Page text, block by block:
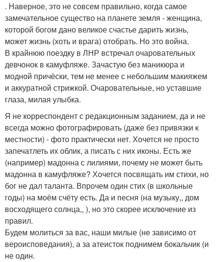
. Наверное, это не совсем правильно, когда самое
замечательное существо на планете земля - женщина,
которой богом дано великое счастье дарить жизнь,
может жизнь (хоть и врага) отобрать. Но это война.
В крайнюю поездку в ЛНР встречал очаровательных
девчонок в камуфляже. Зачастую без маникюра и
модной причёски, тем не менее с небольшим макияжем
и аккуратной стрижкой. Очаровательные, но уставшие
глаза, милая улыбка.
Я не корреспондент с редакционным заданием, да и не
всегда можно фотографировать (даже без привязки к
местности) - фото практически нет. Хочется не просто
запечатлеть их облик, а писать с них иконы. Есть же
(например) мадонна с лилиями, почему не может быть
мадонна в камуфляже? Хочется посвящать им стихи, но
бог не дал таланта. Впрочем один стих (в школьные
годы) на моём счёту есть. Да и песня (на музыку,, дом
восходящего солнца,, ), но это скорее исключение из
правил.
Будем молиться за вас, наши милые (не зависимо от
вероисповедания), а за атеисток поднимем бокальчик (и
не один.